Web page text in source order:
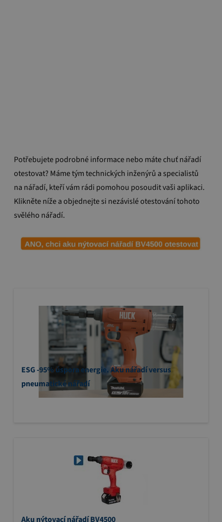
Potřebujete podrobné informace nebo máte chuť nářadí
otestovat? Máme tým technických inženýrů a specialistů
na nářadí, kteří vám rádi pomohou posoudit vaši aplikaci.
Klikněte níže a objednejte si nezávislé otestování tohoto
svělého nářadí.
ESG -95% úspora energie. Aku nářadí versus
pneumatické nářadí
Aku nýtovací nářadí BV4500